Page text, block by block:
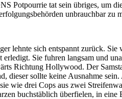
Potpourrie tat sein übriges, um
unbrauchbar zu
lehnte sich entspannt zurück. Sie
erledigt. Sie fuhren langsam und
Richtung Hollywood. Der
dieser sollte keine Ausnahme
wie drei Cops aus zwei
buchstäblich überfielen, in eine